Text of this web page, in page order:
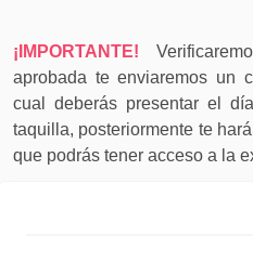
¡IMPORTANTE!
aprobada te enviaremos un
cual deberás presentar el
taquilla, posteriormente te
que podrás tener acceso a la